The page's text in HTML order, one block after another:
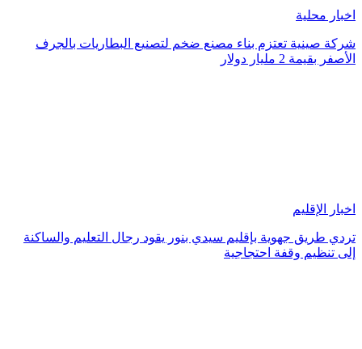
اخبار محلية
شركة صينية تعتزم بناء مصنع ضخم لتصنيع البطاريات بالجرف
الأصفر بقيمة 2 مليار دولار
اخبار الإقليم
تردي طريق جهوية بإقليم سيدي بنور يقود رجال التعليم والساكنة
إلى تنظيم وقفة احتجاجية